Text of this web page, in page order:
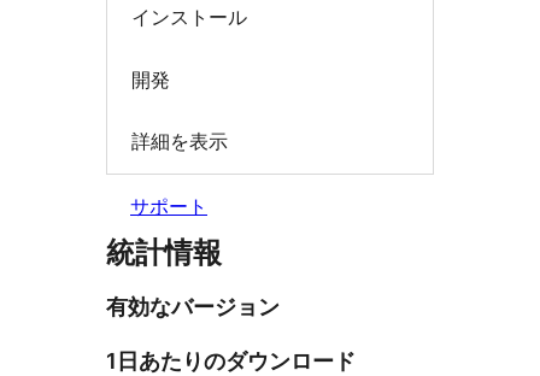
インストール
開発
詳細を表示
サポート
統計情報
有効なバージョン
1日あたりのダウンロード